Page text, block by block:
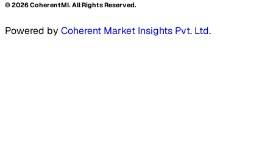
©2026CoherentMI. All Rights Reserved.
Powered by Coherent Market Insights Pvt. Ltd.